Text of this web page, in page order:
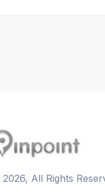
2026, All Rights